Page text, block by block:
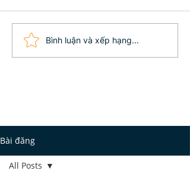
BẠN ĐÃ ỨNG DỤNG
LUẬT NHÂN QUẢ
Bình luận và xếp hạng...
Bài đăng
All Posts